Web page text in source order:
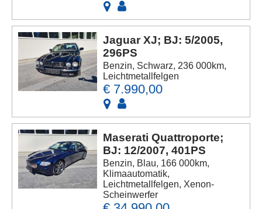
Jaguar XJ; BJ: 5/2005,
296PS
Benzin, Schwarz, 236 000km,
Leichtmetallfelgen
€ 7.990,00
Maserati Quattroporte;
BJ: 12/2007, 401PS
Benzin, Blau, 166 000km,
Klimaautomatik,
Leichtmetallfelgen, Xenon-
Scheinwerfer